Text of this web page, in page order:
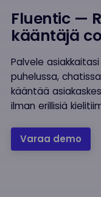
Fluentic —
kääntäjä
Palvele
puhelussa,
kääntää
ilman erillisiä
Varaa demo